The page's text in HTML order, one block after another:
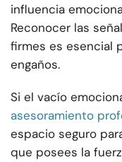
influencia
Reconocer las
firmes es esencial
engaños.
Si el vacío
asesoramiento
espacio seguro
que posees la